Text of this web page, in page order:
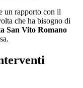
un rapporto con il
che ha bisogno di
San Vito Romano